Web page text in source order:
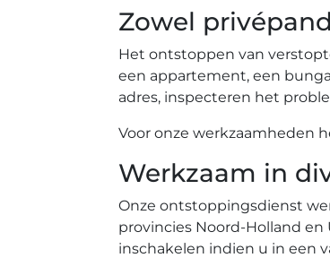
Zowel
Het ontstoppen van
een appartement, een
adres, inspecteren het
Voor onze werkzaamheden
Werkzaam in
Onze ontstoppingsdienst
provincies Noord-Holland
inschakelen indien u in een